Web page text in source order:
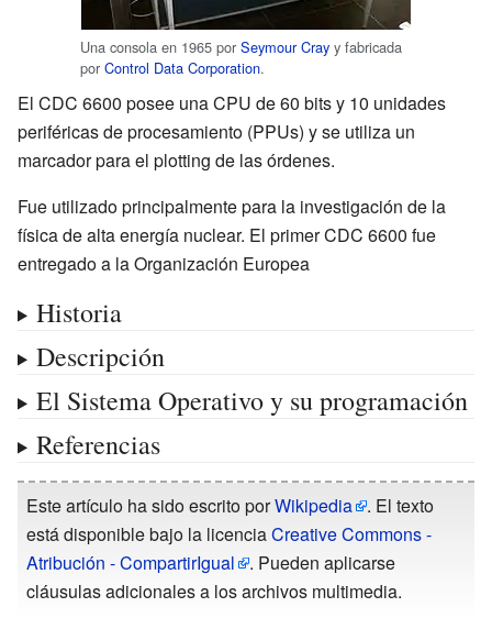
Una consola en 1965 por Seymour Cray y fabricada
por Control Data Corporation.
El CDC 6600 posee una CPU de 60 bits y 10 unidades
periféricas de procesamiento (PPUs) y se utiliza un
marcador para el plotting de las órdenes.
Fue utilizado principalmente para la investigación de la
física de alta energía nuclear. El primer CDC 6600 fue
entregado a la Organización Europea
Historia
Descripción
El Sistema Operativo y su programación
Referencias
Este artículo ha sido escrito porWikipedia
. El texto
está disponible bajo la licenciaCreative Commons -
Atribución - CompartirIgual
. Pueden aplicarse
cláusulas adicionales a los archivos multimedia.